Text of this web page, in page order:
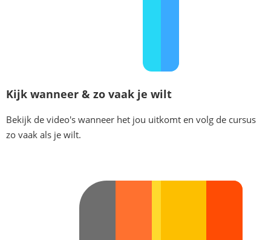
Kijk wanneer & zo vaak je wilt
Bekijk de video's wanneer het jou uitkomt en volg de cursus
zo vaak als je wilt.